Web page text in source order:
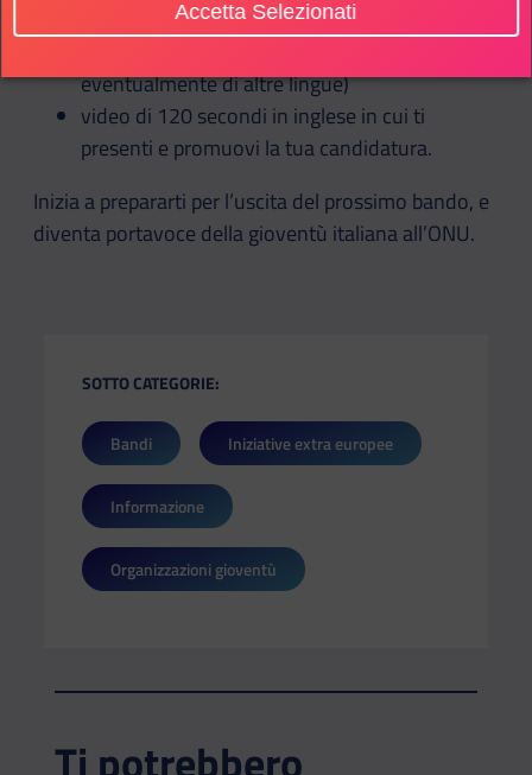
cv in inglese
eventualmente di altre lingue)
video di 120 secondi in inglese in cui ti
presenti e promuovi la tua candidatura.
Inizia a prepararti per l’uscita del prossimo bando, e
diventa portavoce della gioventù italiana all’ONU.
SOTTO CATEGORIE:
Bandi Iniziative extra europee
Informazione
Organizzazioni gioventù
Accetta Selezionati